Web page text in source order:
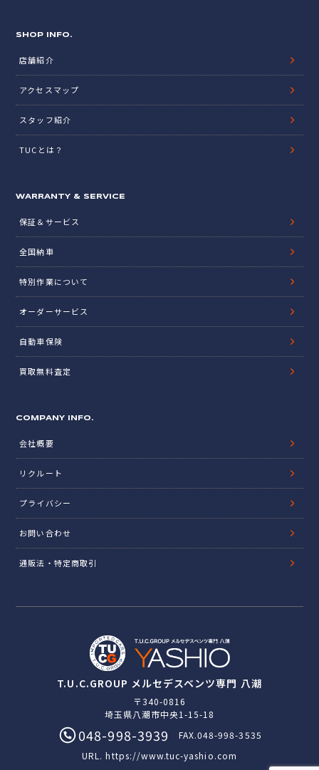
SHOP INFO.
店舗紹介
アクセスマップ
スタッフ紹介
TUCとは？
WARRANTY & SERVICE
保証＆サービス
全国納車
特別作業について
オーダーサービス
自動車保険
買取無料査定
COMPANY INFO.
会社概要
リクルート
プライバシー
お問い合わせ
通販法・特定商取引
T.U.C.GROUP メルセデスベンツ専門 八潮
〒340-0816
埼玉県八潮市中央1-15-18
048-998-3939
FAX.048-998-3535
URL.https://www.tuc-yashio.com